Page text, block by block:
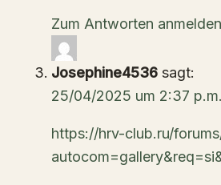
Zum Antworten anmelden
Josephine4536 sagt:
25/04/2025 um 2:37
https://hrv-club.ru/